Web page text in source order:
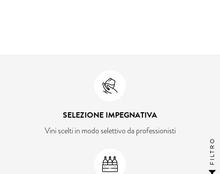
SELEZIONE IMPEGNATIVA
Vini scelti in modo selettivo da professionisti
FILTRO